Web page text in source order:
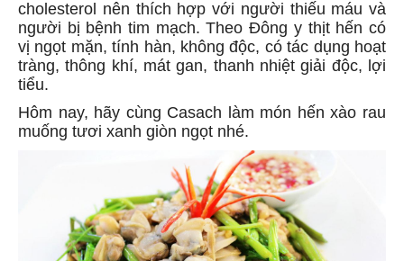
cholesterol nên thích hợp với người thiếu máu và
người bị bệnh tim mạch. Theo Đông y thịt hến có
vị ngọt mặn, tính hàn, không độc, có tác dụng hoạt
tràng, thông khí, mát gan, thanh nhiệt giải độc, lợi
tiểu.
Hôm nay, hãy cùng Casach làm món hến xào rau
muống tươi xanh giòn ngọt nhé.